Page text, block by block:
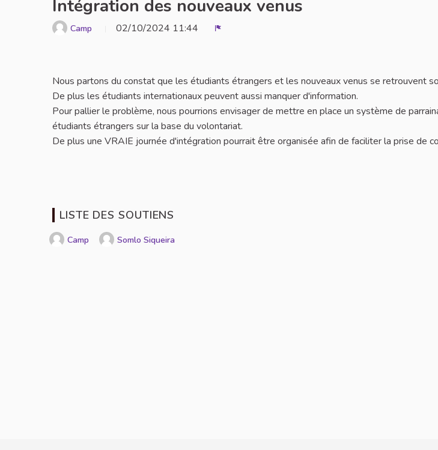
Intégration des nouveaux venus
Camp 02/10/2024 11:44
Nous partons du constat que les étudiants étrangers et les nouveaux venus se retrouvent
De plus les étudiants internationaux peuvent aussi manquer d'information.
Pour pallier le problème, nous pourrions envisager de mettre en place un système de
étudiants étrangers sur la base du volontariat.
De plus une VRAIE journée d'intégration pourrait être organisée afin de faciliter la prise de
LISTE DES SOUTIENS
Camp Somlo Siqueira